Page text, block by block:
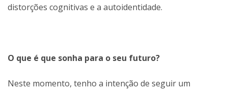
distorções cognitivas e a autoidentidade.
O que é que sonha para o seu futuro?
Neste momento, tenho a intenção de seguir um